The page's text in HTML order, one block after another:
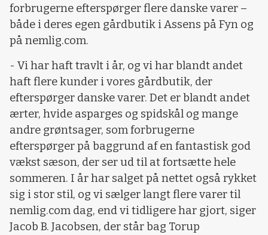
forbrugerne efterspørger flere danske varer –
både i deres egen gårdbutik i Assens på Fyn og
på nemlig.com.
- Vi har haft travlt i år, og vi har blandt andet
haft flere kunder i vores gårdbutik, der
efterspørger danske varer. Det er blandt andet
ærter, hvide asparges og spidskål og mange
andre grøntsager, som forbrugerne
efterspørger på baggrund af en fantastisk god
vækst sæson, der ser ud til at fortsætte hele
sommeren. I år har salget på nettet også rykket
sig i stor stil, og vi sælger langt flere varer til
nemlig.com dag, end vi tidligere har gjort, siger
Jacob B. Jacobsen, der står bag Torup